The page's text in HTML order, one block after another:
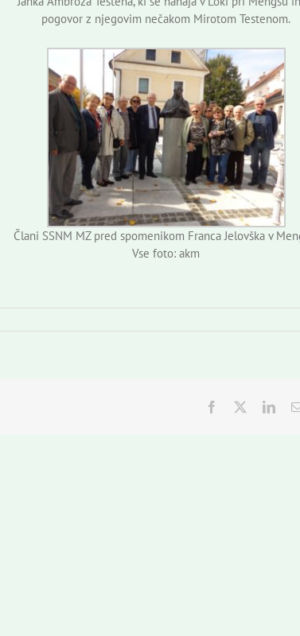
pogovor z njegovim nečakom Mirotom Testenom.
Člani SSNM MZ pred spomenikom Franca Jelovška v
Vse foto: akm
Facebook
Twitter